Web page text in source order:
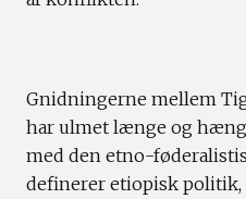
Gnidningerne mellem
har ulmet længe og
med den etno-
definerer etiopisk politik,